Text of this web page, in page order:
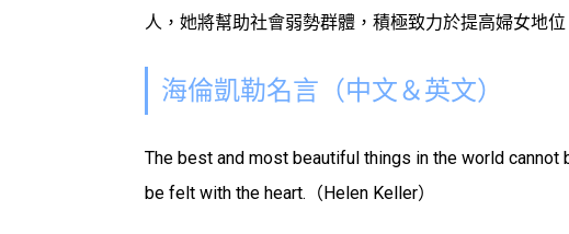
人，她將幫助社會弱勢群體，積極致力於提高婦女地位
海倫凱勒名言（中文＆英文）
The best and most beautiful things in the world
be felt with the heart.（Helen Keller）